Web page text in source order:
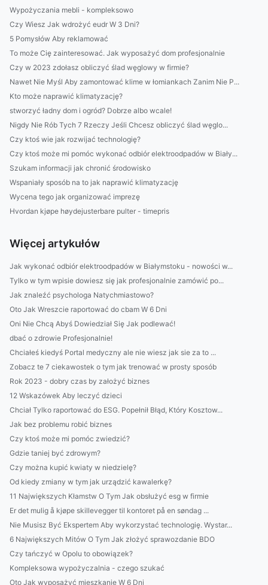
Wypożyczania mebli - kompleksowo
Czy Wiesz Jak wdrożyć eudr W 3 Dni?
5 Pomysłów Aby reklamować
To może Cię zainteresować. Jak wyposażyć dom profesjonalnie
Czy w 2023 zdołasz obliczyć ślad węglowy w firmie?
Nawet Nie Myśl Aby zamontować klime w łomiankach Zanim Nie P...
Kto może naprawić klimatyzację?
stworzyć ładny dom i ogród? Dobrze albo wcale!
Nigdy Nie Rób Tych 7 Rzeczy Jeśli Chcesz obliczyć ślad węglo...
Czy ktoś wie jak rozwijać technologię?
Czy ktoś może mi pomóc wykonać odbiór elektroodpadów w Biały...
Szukam informacji jak chronić środowisko
Wspaniały sposób na to jak naprawić klimatyzację
Wycena tego jak organizować imprezę
Hvordan kjøpe høydejusterbare pulter - timepris
Więcej artykułów
Jak wykonać odbiór elektroodpadów w Białymstoku - nowości w...
Tylko w tym wpisie dowiesz się jak profesjonalnie zamówić po...
Jak znaleźć psychologa Natychmiastowo?
Oto Jak Wreszcie raportować do cbam W 6 Dni
Oni Nie Chcą Abyś Dowiedział Się Jak podlewać!
dbać o zdrowie Profesjonalnie!
Chciałeś kiedyś Portal medyczny ale nie wiesz jak sie za to ...
Zobacz te 7 ciekawostek o tym jak trenować w prosty sposób
Rok 2023 - dobry czas by założyć biznes
12 Wskazówek Aby leczyć dzieci
Chciał Tylko raportować do ESG. Popełnił Błąd, Który Kosztow...
Jak bez problemu robić biznes
Czy ktoś może mi pomóc zwiedzić?
Gdzie taniej być zdrowym?
Czy można kupić kwiaty w niedzielę?
Od kiedy zmiany w tym jak urządzić kawalerkę?
11 Największych Kłamstw O Tym Jak obsłużyć esg w firmie
Er det mulig å kjøpe skillevegger til kontoret på en søndag ...
Nie Musisz Być Ekspertem Aby wykorzystać technologię. Wystar...
6 Największych Mitów O Tym Jak złożyć sprawozdanie BDO
Czy tańczyć w Opolu to obowiązek?
Kompleksowa wypożyczalnia - czego szukać
Oto Jak wyposażyć mieszkanie W 6 Dni